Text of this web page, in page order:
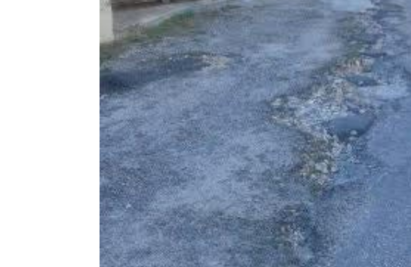
Diari LaVeu
10/03/2015 19:30
Compromís arreplega les queixes dels veïns pel mal estat dels camins de
Dos imatges més il·lustren la perillositat de les carreteres
Compromís per Dénia continua arreplegant les denúncies dels veïns de la zona
estat i la perillositat dels camins i carreteres. En aquest cas es tracta de dos
sobretot en els laterals, una dificultat que pot provocar accidents, sobretot en
Les fotos que adjuntem il·lustren la perillositat del camí alt Dénia-Xàbia, en dos